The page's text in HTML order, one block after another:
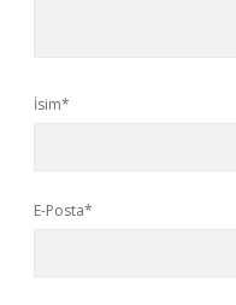
İsim*
E-Posta*